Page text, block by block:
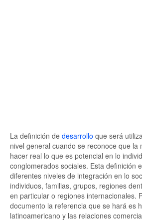
La definición de desarrollo que será
nivel general cuando se reconoce que la
hacer real lo que es potencial en lo
conglomerados sociales. Esta definición
diferentes niveles de integración en lo
individuos, familias, grupos, regiones
en particular o regiones internacionales.
documento la referencia que se hará es
latinoamericano y las relaciones